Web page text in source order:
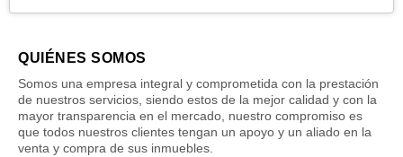
QUIÉNES SOMOS
Somos una empresa integral y comprometida con la prestación
de nuestros servicios, siendo estos de la mejor calidad y con la
mayor transparencia en el mercado, nuestro compromiso es
que todos nuestros clientes tengan un apoyo y un aliado en la
venta y compra de sus inmuebles.